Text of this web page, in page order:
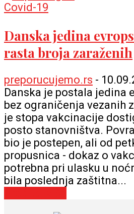
Covid-19
Danska jedina
rasta broja zaraženih
preporucujemo.rs -
Danska je postala jedina
bez ograničenja vezanih
je stopa vakcinacije
posto stanovništva.
bio je postepen, ali od
propusnica - dokaz o
potrebna pri ulasku u
bila poslednja zaštitna...